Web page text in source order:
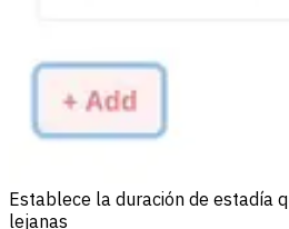
Establece la duración de estadía
lejanas